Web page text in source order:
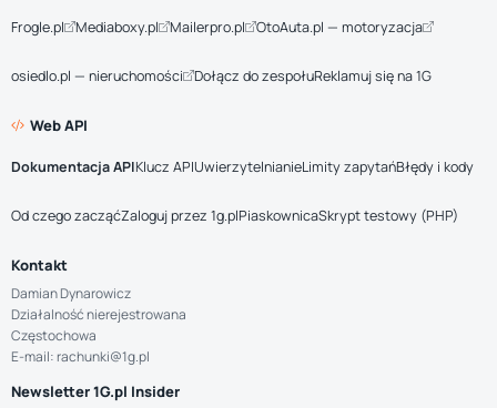
Frogle.pl Mediaboxy.pl Mailerpro.pl OtoAuta.pl — motoryzacja
osiedlo.pl — nieruchomości Dołącz do zespołuReklamuj się na 1G
Web API
Dokumentacja APIKlucz APIUwierzytelnianieLimity zapytańBłędy i kody
Od czego zacząćZaloguj przez 1g.plPiaskownicaSkrypt testowy (PHP)
Kontakt
Damian Dynarowicz
Działalność nierejestrowana
Częstochowa
E-mail: rachunki@1g.pl
Newsletter 1G.pl Insider